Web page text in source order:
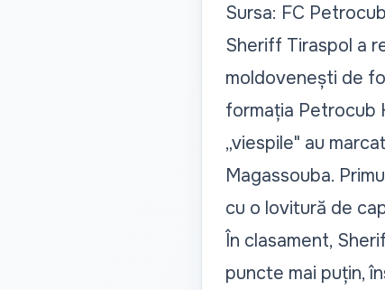
Sursa: FC Petrocub
Sheriff Tiraspol a
moldovenești de
formația Petrocub
„viespile" au
Magassouba.
cu o lovitură de
În clasament,
puncte mai puțin,